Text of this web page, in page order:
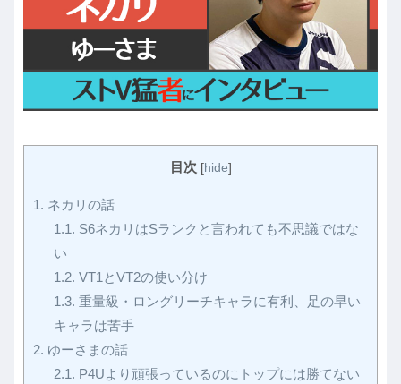
目次 [hide]
1. ネカリの話
1.1. S6ネカリはSランクと言われても不思議ではな
い
1.2. VT1とVT2の使い分け
1.3. 重量級・ロングリーチキャラに有利、足の早い
キャラは苦手
2. ゆーさまの話
2.1. P4Uより頑張っているのにトップには勝てない